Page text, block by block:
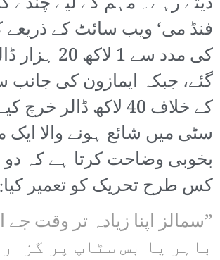
فنڈ می‘ ویب سائٹ کے ذریعے
کی مدد سے 1
گئے، جبکہ ایمازون کی جانب
کے خلاف 40 لاکھ ڈالر
سٹی میں شائع ہونے والا
بخوبی وضاحت کرتا ہے کہ دو
کس طرح تحریک کو تعمیر کیا:
باہر یا بس سٹاپ پر